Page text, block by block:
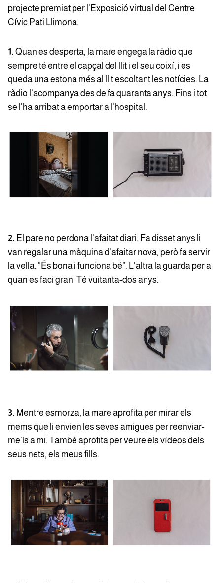
projecte premiat per l'Exposició virtual del Centre
Cívic Pati Llimona.
1. Quan es desperta, la mare engega la ràdio que
sempre té entre el capçal del llit i el seu coixí, i es
queda una estona més al llit escoltant les notícies. La
ràdio l'acompanya des de fa quaranta anys. Fins i tot
se l'ha arribat a emportar a l'hospital.
2. El pare no perdona l'afaitat diari. Fa disset anys li
van regalar una màquina d'afaitar nova, però fa servir
la vella. "És bona i funciona bé". L'altra la guarda per a
quan es faci gran. Té vuitanta-dos anys.
3. Mentre esmorza, la mare aprofita per mirar els
mems que li envien les seves amigues per reenviar-
me'ls a mi. També aprofita per veure els vídeos dels
seus nets, els meus fills.